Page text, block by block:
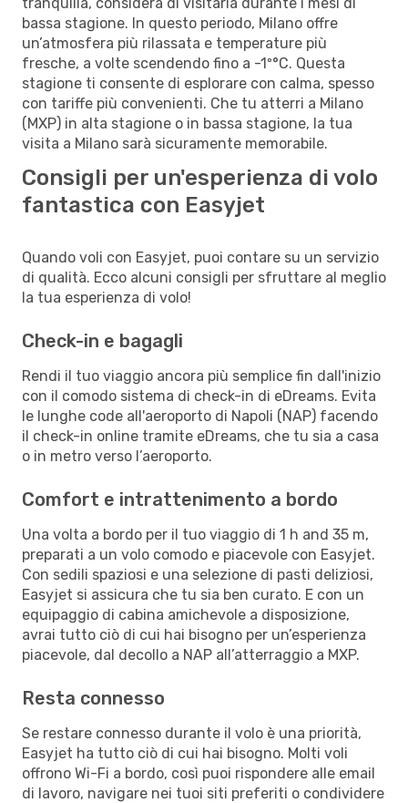
bassa stagione. In questo periodo, Milano offre
un’atmosfera più rilassata e temperature più
fresche, a volte scendendo fino a -1º°C. Questa
stagione ti consente di esplorare con calma, spesso
con tariffe più convenienti. Che tu atterri a Milano
(MXP) in alta stagione o in bassa stagione, la tua
visita a Milano sarà sicuramente memorabile.
Consigli per un'esperienza di volo
fantastica con Easyjet
Quando voli con Easyjet, puoi contare su un servizio
di qualità. Ecco alcuni consigli per sfruttare al meglio
la tua esperienza di volo!
Check-in e bagagli
Rendi il tuo viaggio ancora più semplice fin dall'inizio
con il comodo sistema di check-in di eDreams. Evita
le lunghe code all'aeroporto di Napoli (NAP) facendo
il check-in online tramite eDreams, che tu sia a casa
o in metro verso l’aeroporto.
Comfort e intrattenimento a bordo
Una volta a bordo per il tuo viaggio di 1 h and 35 m,
preparati a un volo comodo e piacevole con Easyjet.
Con sedili spaziosi e una selezione di pasti deliziosi,
Easyjet si assicura che tu sia ben curato. E con un
equipaggio di cabina amichevole a disposizione,
avrai tutto ciò di cui hai bisogno per un’esperienza
piacevole, dal decollo a NAP all’atterraggio a MXP.
Resta connesso
Se restare connesso durante il volo è una priorità,
Easyjet ha tutto ciò di cui hai bisogno. Molti voli
offrono Wi-Fi a bordo, così puoi rispondere alle email
di lavoro, navigare nei tuoi siti preferiti o condividere